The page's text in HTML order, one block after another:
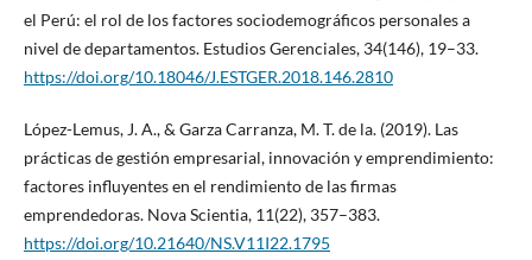
el Perú: el rol de los factores sociodemográficos personales a
nivel de departamentos. Estudios Gerenciales, 34(146), 19–33.
https://doi.org/10.18046/J.ESTGER.2018.146.2810
López-Lemus, J. A., & Garza Carranza, M. T. de la. (2019). Las
prácticas de gestión empresarial, innovación y emprendimiento:
factores influyentes en el rendimiento de las firmas
emprendedoras. Nova Scientia, 11(22), 357–383.
https://doi.org/10.21640/NS.V11I22.1795